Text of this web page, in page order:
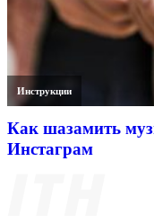
Инструкции
Как шазамить
Инстаграм